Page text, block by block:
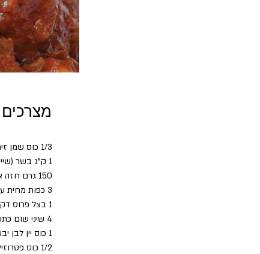
מצרכים
1/3 כוס שמן זית
1 ק"ג בשר (שייטל) חתןך לקוביות
150 גרם חזה אווז מעושן חצתוך לרצועות או לקוביות
3 כפות מחית עגבניות POLPA של MUTTI דל פחמימה ללא סוכר
1 בצל פרוס דק
4 שיני שום כתושות או 1 כפית שום דורות
1 כוס יין לבן יבש
1/2 כוס פטרוזיליה